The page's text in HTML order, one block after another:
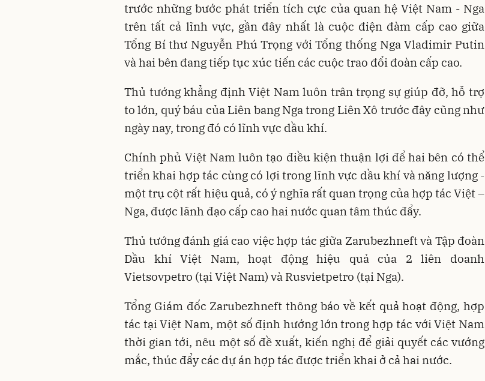
trước những bước phát triển tích cực của quan hệ Việt Nam - Nga
trên tất cả lĩnh vực, gần đây nhất là cuộc điện đàm cấp cao giữa
Tổng Bí thư Nguyễn Phú Trọng với Tổng thống Nga Vladimir Putin
và hai bên đang tiếp tục xúc tiến các cuộc trao đổi đoàn cấp cao.
Thủ tướng khẳng định Việt Nam luôn trân trọng sự giúp đỡ, hỗ trợ
to lớn, quý báu của Liên bang Nga trong Liên Xô trước đây cũng như
ngày nay, trong đó có lĩnh vực dầu khí.
Chính phủ Việt Nam luôn tạo điều kiện thuận lợi để hai bên có thể
triển khai hợp tác cùng có lợi trong lĩnh vực dầu khí và năng lượng -
một trụ cột rất hiệu quả, có ý nghĩa rất quan trọng của hợp tác Việt –
Nga, được lãnh đạo cấp cao hai nước quan tâm thúc đẩy.
Thủ tướng đánh giá cao việc hợp tác giữa Zarubezhneft và Tập đoàn
Dầu khí Việt Nam, hoạt động hiệu quả của 2 liên doanh
Vietsovpetro (tại Việt Nam) và Rusvietpetro (tại Nga).
Tổng Giám đốc Zarubezhneft thông báo về kết quả hoạt động, hợp
tác tại Việt Nam, một số định hướng lớn trong hợp tác với Việt Nam
thời gian tới, nêu một số đề xuất, kiến nghị để giải quyết các vướng
mắc, thúc đẩy các dự án hợp tác được triển khai ở cả hai nước.